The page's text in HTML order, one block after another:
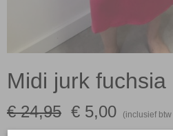
Midi jurk fuchsia
€ 24,95 € 5,00 (inclusief